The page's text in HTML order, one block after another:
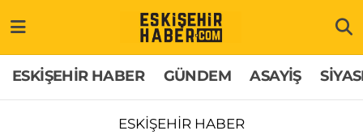
ESKİŞEHİR HABER GÜNDEM ASAYİŞ
ESKİŞEHİR HABER
GÜNDEM
Hakkımızda
Odunpazarı Trafik Yoğunluk Haritası